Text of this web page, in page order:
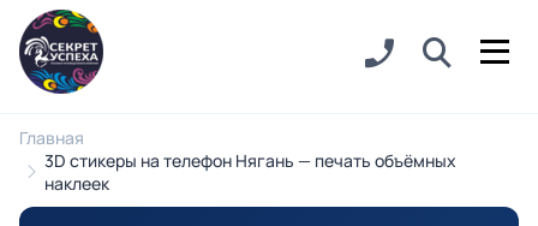
Главная
3D стикеры на телефон Нягань — печать объёмных
наклеек